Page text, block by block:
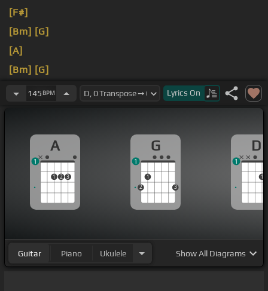
[F#]
[Bm] [G]
[A]
[Bm] [G]
[G]
145 BPM Lyrics On
A
1 2 3
1
G
2
1
3
1
D
1
1
Guitar Piano Ukulele ShowAll Diagrams